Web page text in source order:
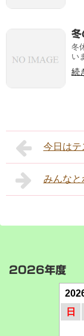
冬
冬
い
続
今日はテ
みんなと
2026年度
日